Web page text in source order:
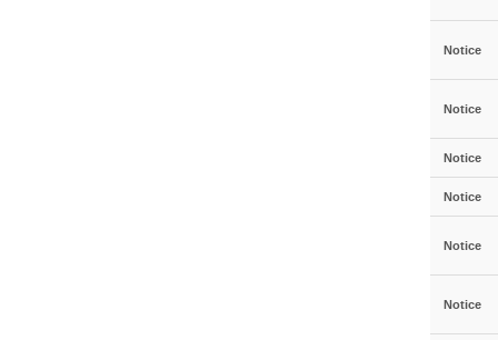
Notice
Notice
Notice
Notice
Notice
Notice